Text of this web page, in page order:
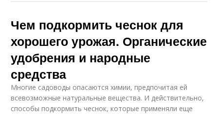
Чем подкормить чеснок для
хорошего урожая. Органические
удобрения и народные
средства
Многие садоводы опасаются химии, предпочитая ей
всевозможные натуральные вещества. И действительно,
способы подкормить чеснок, которые применяли еще